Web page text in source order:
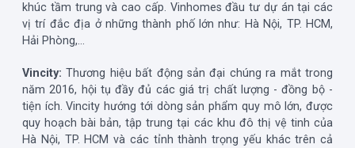
khúc tầm trung và cao cấp. Vinhomes đầu tư dự án tại các
vị trí đắc địa ở những thành phố lớn như: Hà Nội, TP. HCM,
Hải Phòng,...
Vincity: Thương hiệu bất động sản đại chúng ra mắt trong
năm 2016, hội tụ đầy đủ các giá trị chất lượng - đồng bộ -
tiện ích. Vincity hướng tới dòng sản phẩm quy mô lớn, được
quy hoạch bài bản, tập trung tại các khu đô thị vệ tinh của
Hà Nội, TP. HCM và các tỉnh thành trọng yếu khác trên cả